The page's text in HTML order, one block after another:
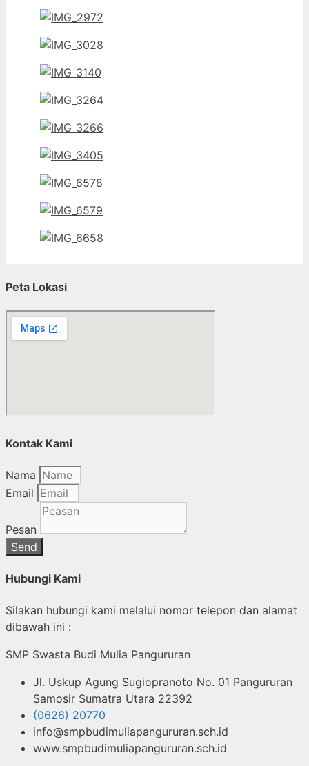
Peta Lokasi
Kontak Kami
Nama
Email
Pesan
Send
Hubungi Kami
Silakan hubungi kami melalui nomor telepon dan alamat
dibawah ini :
SMP Swasta Budi Mulia Pangururan
Jl. Uskup Agung Sugiopranoto No. 01 Pangururan
Samosir Sumatra Utara 22392
(0626) 20770
info@smpbudimuliapangururan.sch.id
www.smpbudimuliapangururan.sch.id